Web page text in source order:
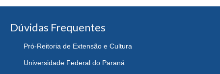
Dúvidas Frequentes
Pró-Reitoria de Extensão e Cultura
Universidade Federal do Paraná